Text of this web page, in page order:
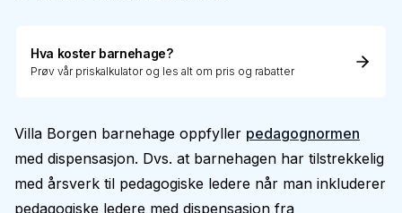
Hva koster barnehage?
Prøv vår priskalkulator og les alt om pris og rabatter
Villa Borgen barnehage oppfyller pedagognormen
med dispensasjon. Dvs. at barnehagen har tilstrekkelig
med årsverk til pedagogiske ledere når man inkluderer
pedagogiske ledere med dispensasjon fra